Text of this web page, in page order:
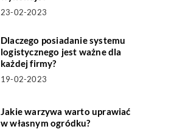
23-02-2023
Dlaczego posiadanie systemu
logistycznego jest ważne dla
każdej firmy?
19-02-2023
Jakie warzywa warto uprawiać
w własnym ogródku?